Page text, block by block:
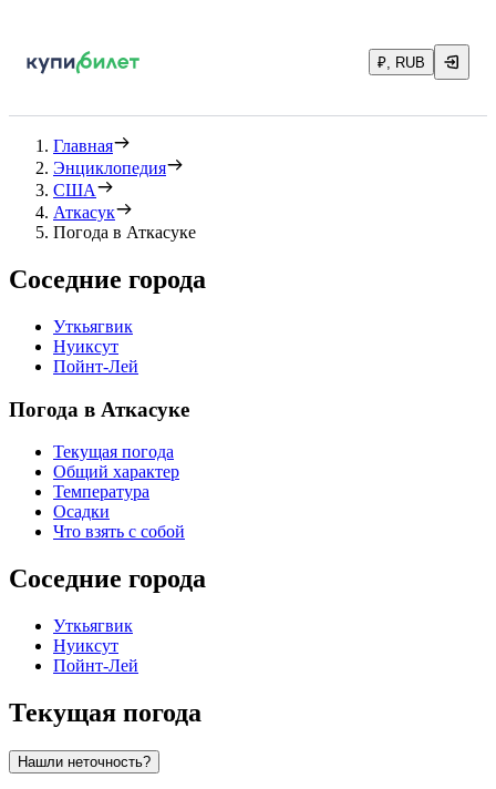
₽, RUB
Главная
Энциклопедия
США
Аткасук
Погода в Аткасуке
Соседние города
Уткьягвик
Нуиксут
Пойнт-Лей
Погода в Аткасуке
Текущая погода
Общий характер
Температура
Осадки
Что взять с собой
Соседние города
Уткьягвик
Нуиксут
Пойнт-Лей
Текущая погода
Нашли неточность?